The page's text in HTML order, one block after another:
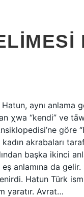
aynı anlama
χwa “kendi” ve
göre
akrabaları
başka ikinci
anlamına da
Hatun Türk
yaratır. Avrat…